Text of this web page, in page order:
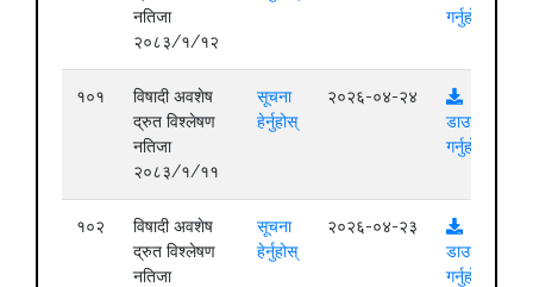
नतिजा
२०८३/१/१२
गर्नुहोस्
१०१
विषादी अवशेष
द्रुत विश्लेषण
नतिजा
२०८३/१/११
सूचना
हेर्नुहोस्
२०२६-०४-२४
डाउनलोड
गर्नुहोस्
१०२
विषादी अवशेष
द्रुत विश्लेषण
नतिजा
सूचना
हेर्नुहोस्
२०२६-०४-२३
डाउनलोड
गर्नुहोस्